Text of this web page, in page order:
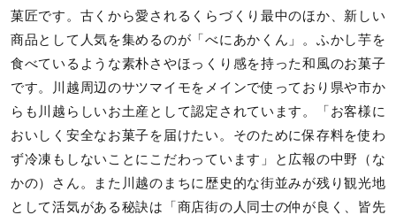
菓匠です。古くから愛されるくらづくり最中のほか、新しい
商品として人気を集めるのが「べにあかくん」。ふかし芋を
食べているような素朴さやほっくり感を持った和風のお菓子
です。川越周辺のサツマイモをメインで使っており県や市か
らも川越らしいお土産として認定されています。「お客様に
おいしく安全なお菓子を届けたい。そのために保存料を使わ
ず冷凍もしないことにこだわっています」と広報の中野（な
かの）さん。また川越のまちに歴史的な街並みが残り観光地
として活気がある秘訣は「商店街の人同士の仲が良く、皆先